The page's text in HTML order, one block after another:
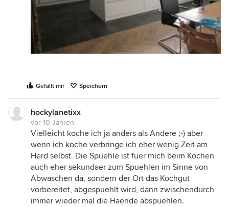
Gefällt mir Speichern
hockylanetixx
vor 10 Jahren
Vielleicht koche ich ja anders als Andere ;-) aber
wenn ich koche verbringe ich eher wenig Zeit am
Herd selbst. Die Spuehle ist fuer mich beim Kochen
auch eher sekundaer zum Spuehlen im Sinne von
Abwaschen da, sondern der Ort das Kochgut
vorbereitet, abgespuehlt wird, dann zwischendurch
immer wieder mal die Haende abspuehlen.